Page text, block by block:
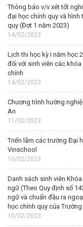
Thông báo v/v xét tốt
đại học chính quy và
quy (Đợt 1 năm 2023)
14/02/2023
Lịch thi học kỳ I năm học
đối với sinh viên các
chính
14/02/2023
Chương trình hướng
An
11/02/2023
Triển lãm các trường Đại
Vinschool
10/02/2023
Danh sách sinh viên
ngữ (Theo Quy định số
ngữ và chuẩn đầu ra
học chính quy của
10/02/2023